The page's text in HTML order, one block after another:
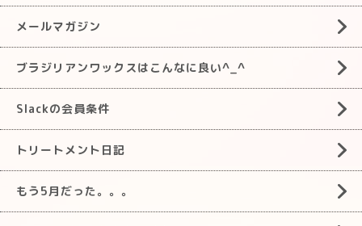
メールマガジン
ブラジリアンワックスはこんなに良い^_^
Slackの会員条件
トリートメント日記
もう5月だった。。。